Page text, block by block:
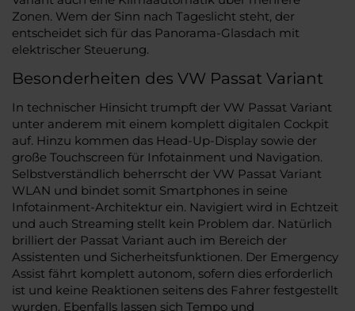
Zonen. Wem der Sinn nach Tageslicht steht, der
entscheidet sich für das Panorama-Glasdach mit
elektrischer Steuerung.
Besonderheiten des VW Passat Variant
In technischer Hinsicht trumpft der VW Passat Variant
unter anderem mit einem komplett digitalen Cockpit
auf. Hinzu kommen das Head-Up-Display sowie der
große Touchscreen für Infotainment und Navigation.
Selbstverständlich beherrscht der VW Passat Variant
WLAN und bindet somit Smartphones in seine
Infotainment-Architektur ein. Navigiert wird in Echtzeit
und auch Streaming stellt kein Problem dar. Natürlich
brilliert der Passat Variant auch im Bereich der
Assistenten und Sicherheitsfunktionen. Der Emergency
Assist fährt komplett autonom, sofern dies erforderlich
ist und keine Reaktionen seitens des Fahrer festgestellt
wurden. Ebenfalls lassen sich Tempo und